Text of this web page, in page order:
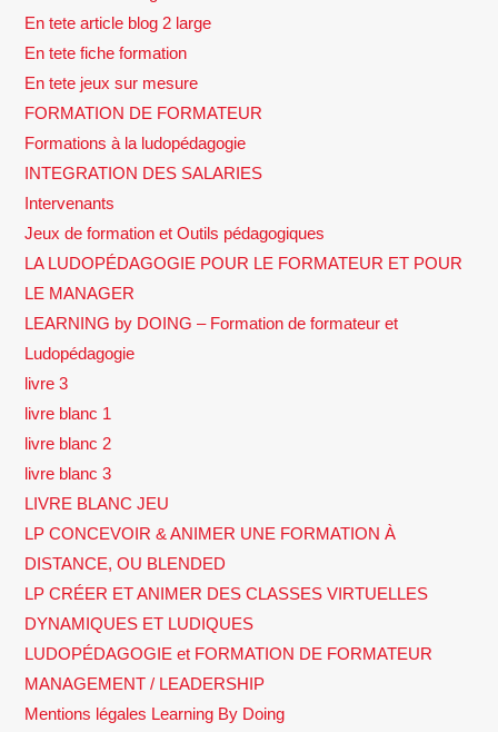
En tete article blog 2 large
En tete fiche formation
En tete jeux sur mesure
FORMATION DE FORMATEUR
Formations à la ludopédagogie
INTEGRATION DES SALARIES
Intervenants
Jeux de formation et Outils pédagogiques
LA LUDOPÉDAGOGIE POUR LE FORMATEUR ET POUR
LE MANAGER
LEARNING by DOING – Formation de formateur et
Ludopédagogie
livre 3
livre blanc 1
livre blanc 2
livre blanc 3
LIVRE BLANC JEU
LP CONCEVOIR & ANIMER UNE FORMATION À
DISTANCE, OU BLENDED
LP CRÉER ET ANIMER DES CLASSES VIRTUELLES
DYNAMIQUES ET LUDIQUES
LUDOPÉDAGOGIE et FORMATION DE FORMATEUR
MANAGEMENT / LEADERSHIP
Mentions légales Learning By Doing